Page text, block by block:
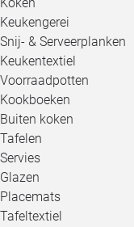
Keukengerei
Snij- & Serveerplanken
Keukentextiel
Voorraadpotten
Kookboeken
Buiten koken
Tafelen
Servies
Glazen
Placemats
Tafeltextiel